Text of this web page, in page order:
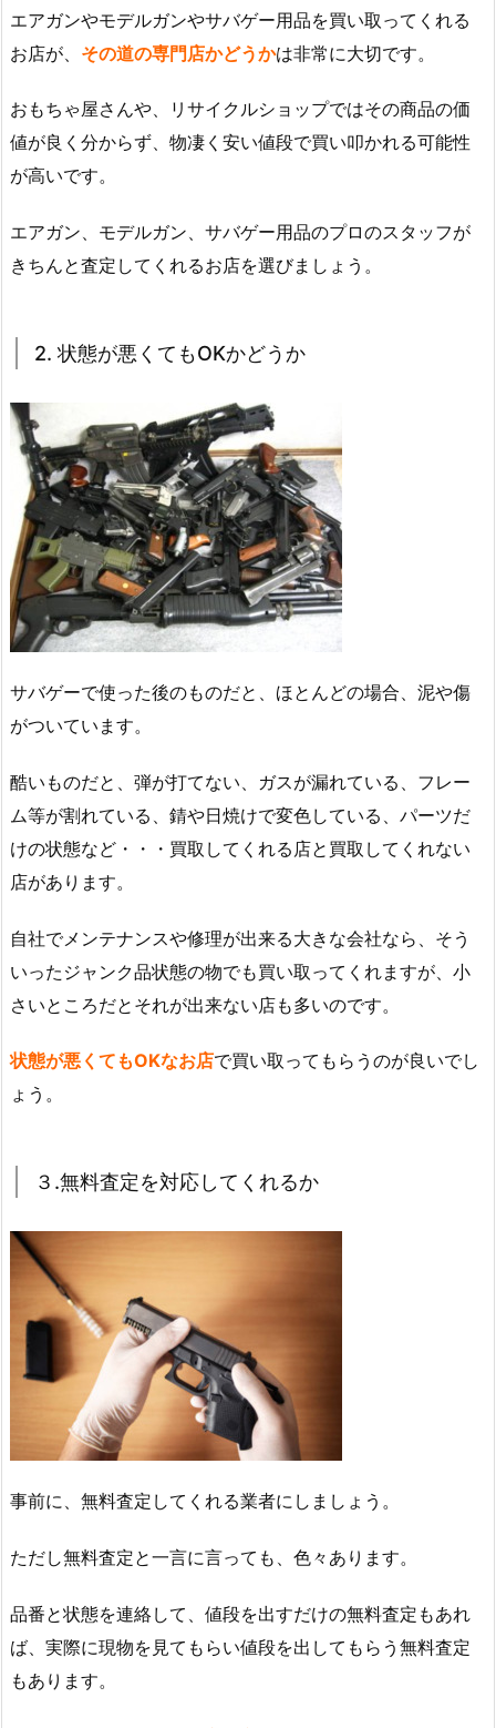
エアガンやモデルガンやサバゲー用品を買い取ってくれる
お店が、 その道の専門店かどうかは非常に大切です。
おもちゃ屋さんや、リサイクルショップではその商品の価
値が良く分からず、物凄く安い値段で買い叩かれる可能性
が高いです。
エアガン、モデルガン、サバゲー用品のプロのスタッフが
きちんと査定してくれるお店を選びましょう。
2. 状態が悪くてもOKかどうか
サバゲーで使った後のものだと、ほとんどの場合、泥や傷
がついています。
酷いものだと、弾が打てない、ガスが漏れている、フレー
ム等が割れている、錆や日焼けで変色している、パーツだ
けの状態など・・・買取してくれる店と買取してくれない
店があります。
自社でメンテナンスや修理が出来る大きな会社なら、そう
いったジャンク品状態の物でも買い取ってくれますが、小
さいところだとそれが出来ない店も多いのです。
状態が悪くてもOKなお店で買い取ってもらうのが良いでし
ょう。
３.無料査定を対応してくれるか
事前に、無料査定してくれる業者にしましょう。
ただし無料査定と一言に言っても、色々あります。
品番と状態を連絡して、値段を出すだけの無料査定もあれ
ば、実際に現物を見てもらい値段を出してもらう無料査定
もあります。